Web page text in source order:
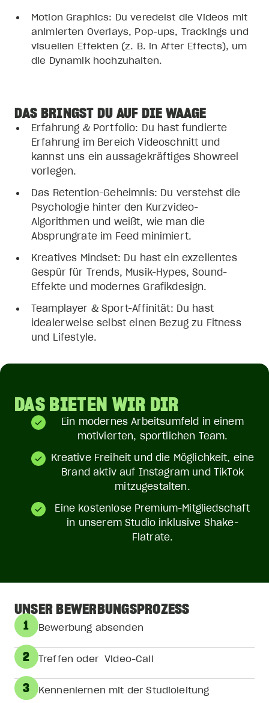
Motion Graphics: Du veredelst die Videos mit
animierten Overlays, Pop-ups, Trackings und
visuellen Effekten (z. B. in After Effects), um
die Dynamik hochzuhalten.
tausende Sportsfreunde an zwei Standorten.
Weiterlesen
DAS BRINGST DU AUF DIE WAAGE
Erfahrung & Portfolio: Du hast fundierte
Erfahrung im Bereich Videoschnitt und
kannst uns ein aussagekräftiges Showreel
vorlegen.
Das Retention-Geheimnis: Du verstehst die
Psychologie hinter den Kurzvideo-
Algorithmen und weißt, wie man die
Absprungrate im Feed minimiert.
Kreatives Mindset: Du hast ein exzellentes
Gespür für Trends, Musik-Hypes, Sound-
Effekte und modernes Grafikdesign.
Teamplayer & Sport-Affinität: Du hast
idealerweise selbst einen Bezug zu Fitness
und Lifestyle.
DAS BIETEN WIR DIR
Ein modernes Arbeitsumfeld in einem
motivierten, sportlichen Team.
Kreative Freiheit und die Möglichkeit, eine
Brand aktiv auf Instagram und TikTok
mitzugestalten.
Eine kostenlose Premium-Mitgliedschaft
in unserem Studio inklusive Shake-
Flatrate.
UNSER BEWERBUNGSPROZESS
1 Bewerbung absenden
2 Treffen oder Video-Call
3 Kennenlernen mit der Studioleitung